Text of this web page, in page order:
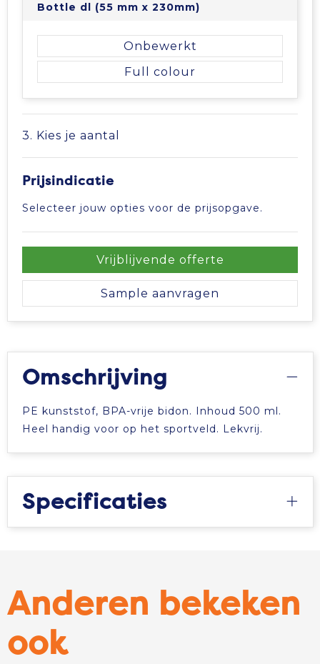
Toilettassen
Waterbestendige tassen
Aktetassen
Trolleys
Bottle dl (55 mm x 230mm)
Onbewerkt
Full colour
3. Kies je aantal
Prijsindicatie
Selecteer jouw opties voor de prijsopgave.
Vrijblijvende offerte
Sample aanvragen
Omschrijving
PE kunststof, BPA-vrije bidon. Inhoud 500 ml.
Heel handig voor op het sportveld. Lekvrij.
Specificaties
Anderen bekeken
ook